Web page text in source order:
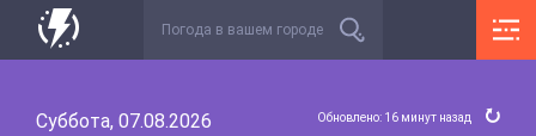
Суббота, 07.08.2026 Обновлено: 16 минут назад